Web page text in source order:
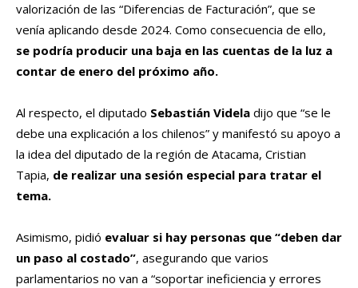
valorización de las “Diferencias de Facturación”, que se
venía aplicando desde 2024. Como consecuencia de ello,
se podría producir una baja en las cuentas de la luz a
contar de enero del próximo año.
Al respecto, el diputado Sebastián Videla dijo que “se le
debe una explicación a los chilenos” y manifestó su apoyo a
la idea del diputado de la región de Atacama, Cristian
Tapia, de realizar una sesión especial para tratar el
tema.
Asimismo, pidió evaluar si hay personas que “deben dar
un paso al costado”, asegurando que varios
parlamentarios no van a “soportar ineficiencia y errores